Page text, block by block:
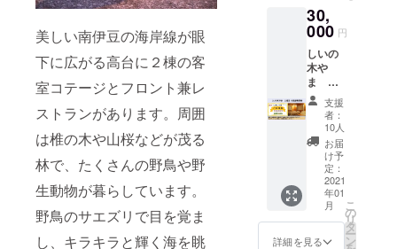
美しい南伊豆の海岸線が眼
下に広がる高台に２棟の客
室コテージとフロント兼レ
ストランがあります。周囲
は椎の木や山桜などが茂る
林で、たくさんの野鳥や野
生動物が暮らしています。
野鳥のサエズリで目を覚ま
し、キラキラと輝く海を眺
タ、
スー
プ、魚
料理、
肉料
理、デ
ザー
ト、飲
物のお
任せフ
ルコー
スの
ディ
ナーに
オー
ナー自
らがワ
30,
000 円
しいの
木や
ま
30,000
円 利
用券
プラン
お礼の
メッ
セージ
と宿
泊、お
食事に
ご利用
支援
者：
10人
お届
け予
定：
2021
年01
月
詳細を見る
こ
の
リ
タ
ー
ン